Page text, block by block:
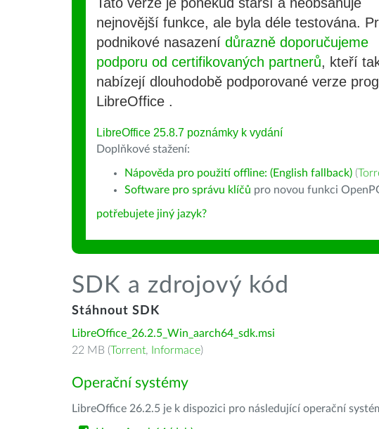
nejnovější funkce, ale byla déle testována.
podnikové nasazení důrazně doporučujeme
podporu od certifikovaných partnerů, kteří
nabízejí dlouhodobě podporované verze
LibreOffice .
LibreOffice 25.8.7 poznámky k vydání
Doplňkové stažení:
Nápověda pro použití offline: (English fallback) (
Software pro správu klíčů pro novou funkci
potřebujete jiný jazyk?
SDK a zdrojový kód
Stáhnout SDK
LibreOffice_26.2.5_Win_aarch64_sdk.msi
22 MB (Torrent, Informace)
Operační systémy
LibreOffice 26.2.5 je k dispozici pro následující operační